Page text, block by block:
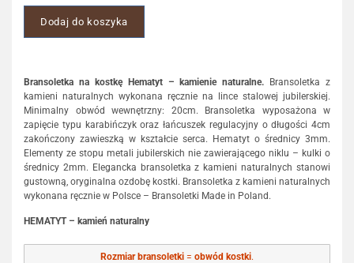
Dodaj do koszyka
Bransoletka na kostkę Hematyt – kamienie naturalne. Bransoletka z
kamieni naturalnych wykonana ręcznie na lince stalowej jubilerskiej.
Minimalny obwód wewnętrzny: 20cm. Bransoletka wyposażona w
zapięcie typu karabińczyk oraz łańcuszek regulacyjny o długości 4cm
zakończony zawieszką w kształcie serca. Hematyt o średnicy 3mm.
Elementy ze stopu metali jubilerskich nie zawierającego niklu – kulki o
średnicy 2mm. Elegancka bransoletka z kamieni naturalnych stanowi
gustowną, oryginalna ozdobę kostki. Bransoletka z kamieni naturalnych
wykonana ręcznie w Polsce – Bransoletki Made in Poland.
HEMATYT – kamień naturalny
Rozmiar bransoletki = obwód kostki.